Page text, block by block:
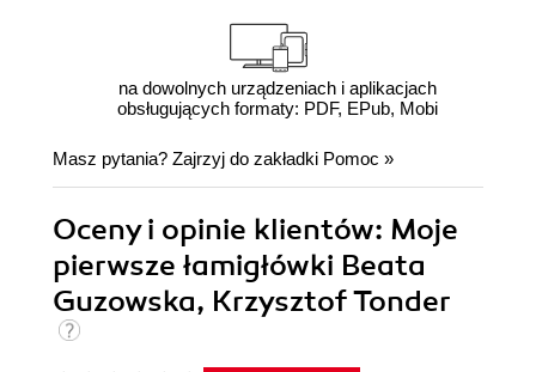
na dowolnych urządzeniach i aplikacjach
obsługujących formaty: PDF, EPub, Mobi
Masz pytania? Zajrzyj do zakładki Pomoc »
Oceny i opinie klientów: Moje
pierwsze łamigłówki Beata
Guzowska, Krzysztof Tonder